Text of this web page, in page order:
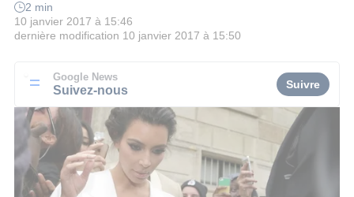
2 min
10 janvier 2017 à 15:46
dernière modification 10 janvier 2017 à 15:50
Google News
Suivez-nous Suivre